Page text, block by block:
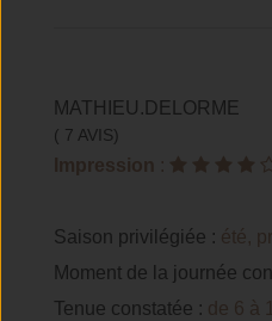
MATHIEU.DELORME
( 7 AVIS)
Impression :
Saison privilégiée : été,
Moment de la journée
Tenue constatée : de 6 à